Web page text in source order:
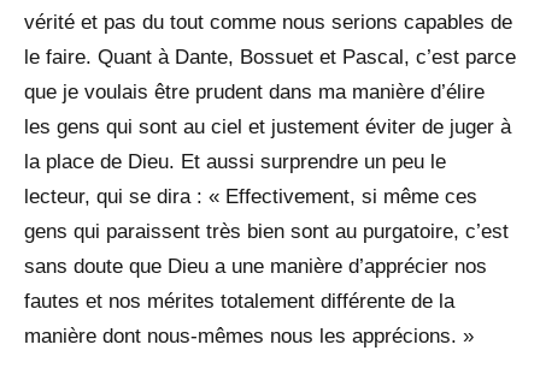
vérité et pas du tout comme nous serions capables de
le faire. Quant à Dante, Bossuet et Pascal, c’est parce
que je voulais être prudent dans ma manière d’élire
les gens qui sont au ciel et justement éviter de juger à
la place de Dieu. Et aussi surprendre un peu le
lecteur, qui se dira : « Effectivement, si même ces
gens qui paraissent très bien sont au purgatoire, c’est
sans doute que Dieu a une manière d’apprécier nos
fautes et nos mérites totalement différente de la
manière dont nous-mêmes nous les apprécions. »